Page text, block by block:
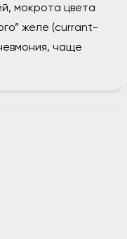
мокрота цвета
желе (currant-
чаще